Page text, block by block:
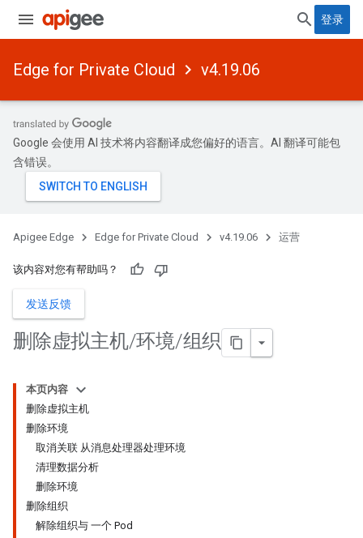
登录
Edge for Private Cloud v4.19.06
Google 会使用 AI 技术将内容翻译成您偏好的语言。AI 翻译可能包
含错误。
Apigee Edge Edge for Private Cloud v4.19.06 运营
该内容对您有帮助吗？
发送反馈
删除虚拟主机/环境/组织
本页内容
删除虚拟主机
删除环境
取消关联 从消息处理器处理环境
清理数据分析
删除环境
删除组织
解除组织与 一个 Pod